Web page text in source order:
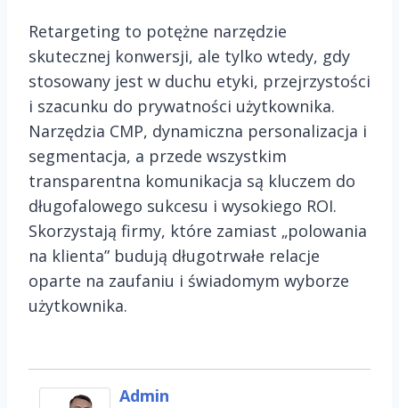
Retargeting to potężne narzędzie
skutecznej konwersji, ale tylko wtedy, gdy
stosowany jest w duchu etyki, przejrzystości
i szacunku do prywatności użytkownika.
Narzędzia CMP, dynamiczna personalizacja i
segmentacja, a przede wszystkim
transparentna komunikacja są kluczem do
długofalowego sukcesu i wysokiego ROI.
Skorzystają firmy, które zamiast „polowania
na klienta” budują długotrwałe relacje
oparte na zaufaniu i świadomym wyborze
użytkownika.
Admin